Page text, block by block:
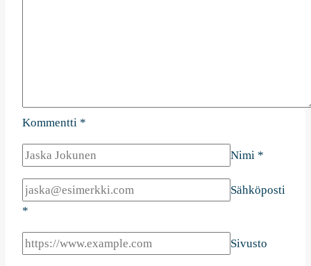
Kommentti *
Nimi *
Sähköposti
*
Sivusto